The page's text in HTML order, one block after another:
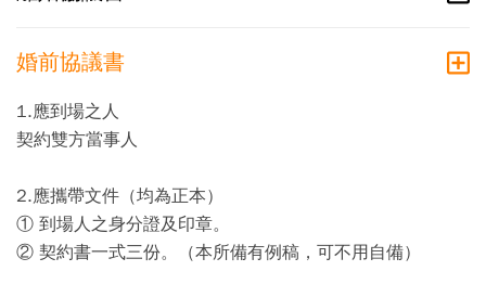
婚前協議書
1.應到場之人
契約雙方當事人
2.應攜帶文件（均為正本）
① 到場人之身分證及印章。
② 契約書一式三份。（本所備有例稿，可不用自備）